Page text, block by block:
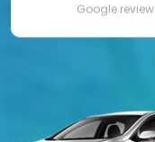
Google review